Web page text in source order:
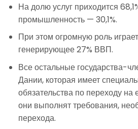
На долю услуг приходится
промышленность — 30,1%.
При этом огромную роль
генерирующее 27% ВВП.
Все остальные государства-
Дании, которая имеет
обязательства по переходу на
они выполнят требования,
перехода.